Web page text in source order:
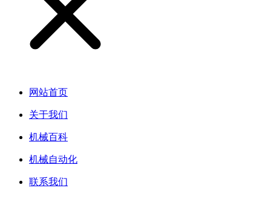
网站首页
关于我们
机械百科
机械自动化
联系我们